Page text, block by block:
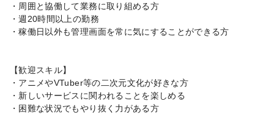
・周囲と協働して業務に取り組める方
・週20時間以上の勤務
・稼働日以外も管理画面を常に気にすることができる方
【歓迎スキル】
・アニメやVTuber等の二次元文化が好きな方
・新しいサービスに関われることを楽しめる
・困難な状況でもやり抜く力がある方